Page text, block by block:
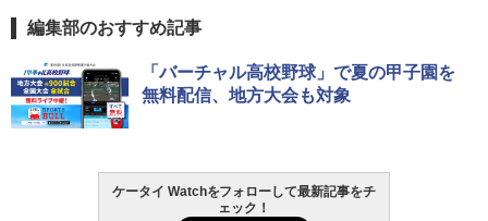
編集部のおすすめ記事
「バーチャル高校野球」で夏の甲子園を
無料配信、地方大会も対象
ケータイ Watchをフォローして最新記事をチ
ェック！